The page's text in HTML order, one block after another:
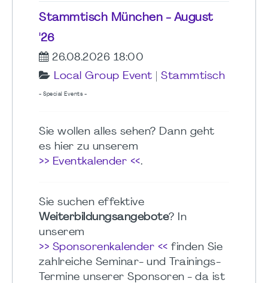
Stammtisch München - August
'26
26.08.2026 18:00
Local Group Event
Stammtisch
- Special Events -
Sie wollen alles sehen? Dann geht
es hier zu unserem
>> Eventkalender <<.
Sie suchen effektive
Weiterbildungsangebote? In
unserem
>> Sponsorenkalender << finden Sie
zahlreiche Seminar- und Trainings-
Termine unserer Sponsoren - da ist